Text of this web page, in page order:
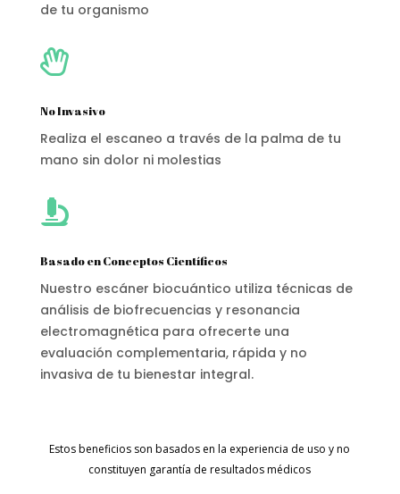
de tu organismo

No Invasivo
Realiza el escaneo a través de la palma de tu
mano sin dolor ni molestias

Basado en Conceptos Científicos
Nuestro escáner biocuántico utiliza técnicas de
análisis de biofrecuencias y resonancia
electromagnética para ofrecerte una
evaluación complementaria, rápida y no
invasiva de tu bienestar integral.
Estos beneficios son basados en la experiencia de uso y no
constituyen garantía de resultados médicos